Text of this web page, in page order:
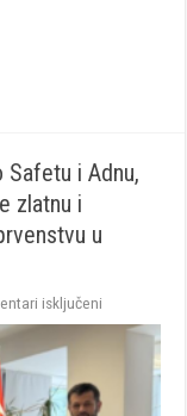
Safetu i Adnu,
zlatnu i
u
isključeni
Načelnik
Sabahudin
Safetu